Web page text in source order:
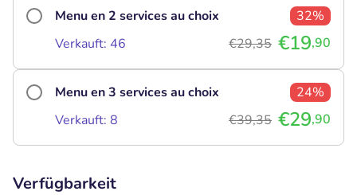
Menu en 2 services au choix
32%
Verkauft: 46
€29,35 €19,90
Menu en 3 services au choix
24%
Verkauft: 8
€39,35 €29,90
Verfügbarkeit